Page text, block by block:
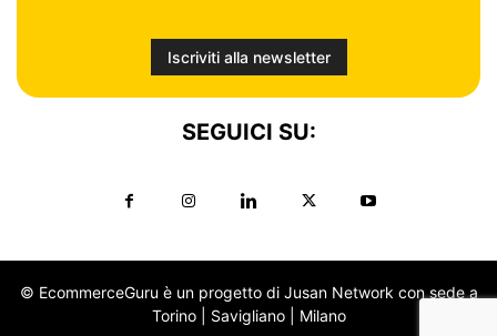
SEGUICI SU:
© EcommerceGuru è un progetto di Jusan Network con sede a
Torino | Savigliano | Milano